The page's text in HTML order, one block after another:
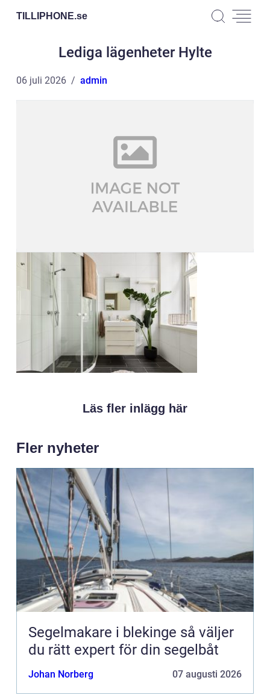
TILLIPHONE.se
Lediga lägenheter Hylte
06 juli 2026 admin
Läs fler inlägg här
Fler nyheter
Segelmakare i blekinge så väljer
du rätt expert för din segelbåt
Johan Norberg 07 augusti 2026